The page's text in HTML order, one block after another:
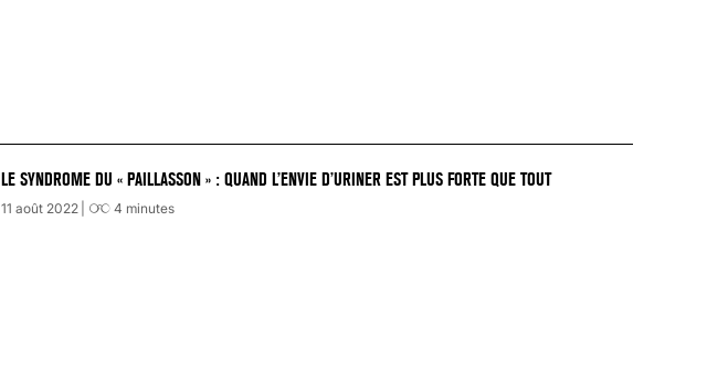
LE SYNDROME DU « PAILLASSON » : QUAND L’ENVIE D’URINER EST PLUS FORTE QUE TOUT
11 août 2022 4 minutes